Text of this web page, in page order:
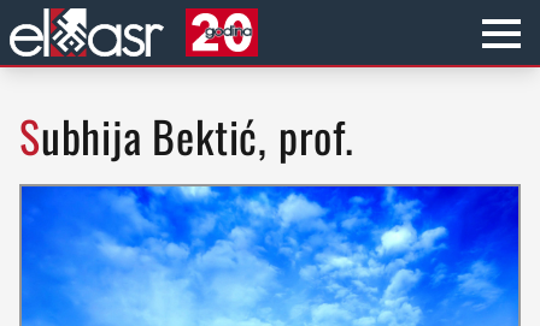
Subhija Bektić, prof.